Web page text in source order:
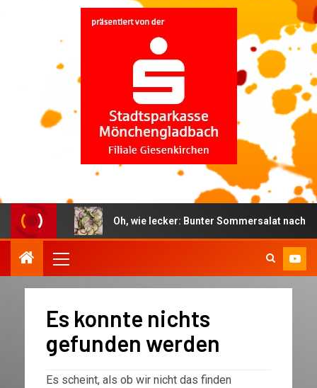
Oh, wie lecker: Bunter Sommersalat nach
Es konnte nichts
gefunden werden
Es scheint, als ob wir nicht das finden